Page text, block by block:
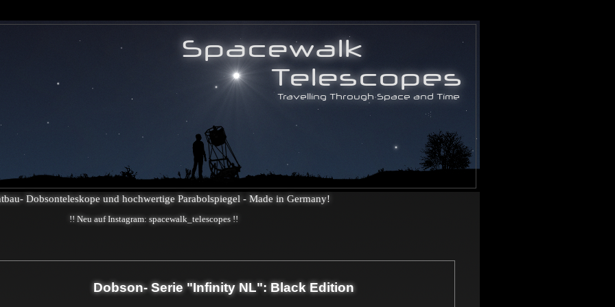
Dobsonteleskope und hochwertige Parabolspiegel - Made in Germany!
!! Neu auf Instagram: spacewalk_telescopes !!
Dobson- Serie "Infinity NL": Black Edition